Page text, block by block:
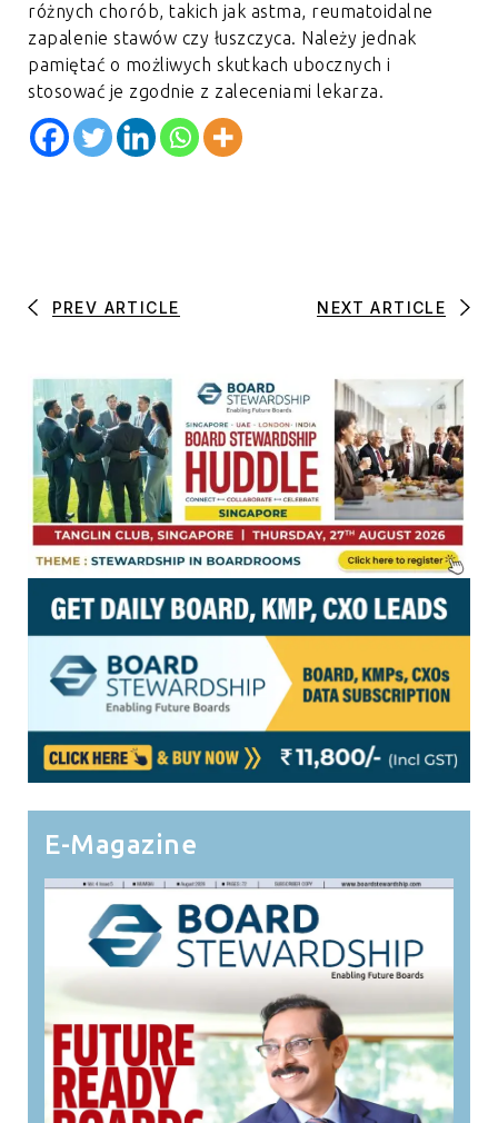
różnych chorób, takich jak astma, reumatoidalne
zapalenie stawów czy łuszczyca. Należy jednak
pamiętać o możliwych skutkach ubocznych i
stosować je zgodnie z zaleceniami lekarza.
PREV ARTICLE NEXT ARTICLE
E-Magazine